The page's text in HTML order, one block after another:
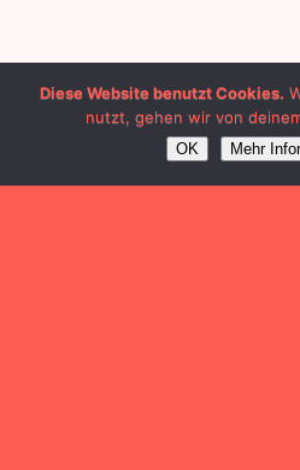
Diese Website benutzt Cookies.
nutzt, gehen wir von
OK Mehr